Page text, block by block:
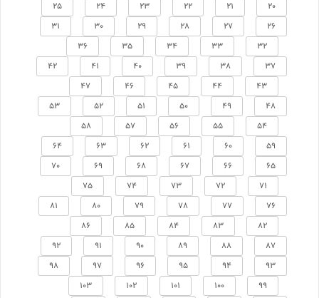
20
21
22
23
24
25
26
27
28
29
30
31
32
33
34
35
36
37
38
39
40
41
42
43
44
45
46
47
48
49
50
51
52
53
54
55
56
57
58
59
60
61
62
63
64
65
66
67
68
69
70
71
72
73
74
75
76
77
78
79
80
81
82
83
84
85
86
87
88
89
90
91
92
93
94
95
96
97
98
99
100
101
102
103